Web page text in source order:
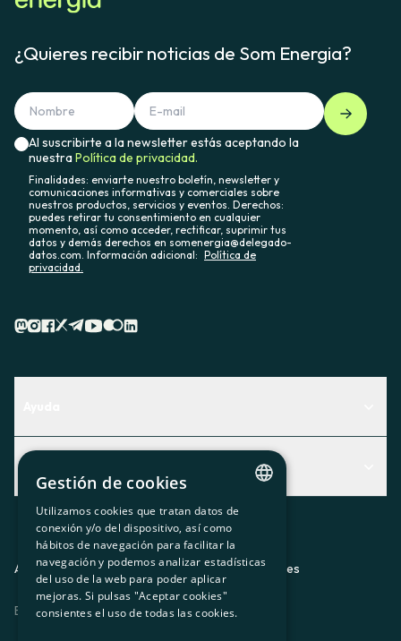
¿Quieres recibir noticias de Som Energia?
Al suscribirte a la newsletter estás aceptando la
nuestraPolítica de privacidad.
Finalidades: enviarte nuestro boletín, newsletter y
comunicaciones informativas y comerciales sobre
nuestros productos, servicios y eventos. Derechos:
puedes retirar tu consentimiento en cualquier
momento, así como acceder, rectificar, suprimir tus
datos y demás derechos en somenergia@delegado-
datos.com. Información adicional: Política de
privacidad.
Descubre qué servicio te encaja mejor
Contacto
Actualidad
El rincón de la socia
Prensa
Trabaja con nosotros
Aviso legalPolítica de privacidadPolítica de cookies
ES CAGLEU
CATALAN
SPANISH
GL
BASQUE
Gestión de cookies
Utilizamos cookies que tratan datos de
conexión y/o del dispositivo, así como
hábitos de navegación para facilitar la
navegación y podemos analizar estadísticas
del uso de la web para poder aplicar
mejoras. Si pulsas "Aceptar cookies"
consientes el uso de todas las cookies.